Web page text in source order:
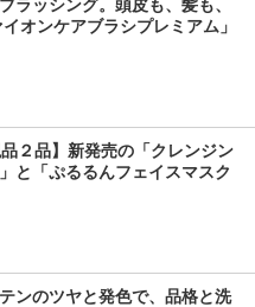
ラッシング。頭皮も、髪も、
オンケアブラシプレミアム」
品２品】新発売の「クレンジン
と「ぷるるんフェイスマスク
ンのツヤと発色で、品格と洗